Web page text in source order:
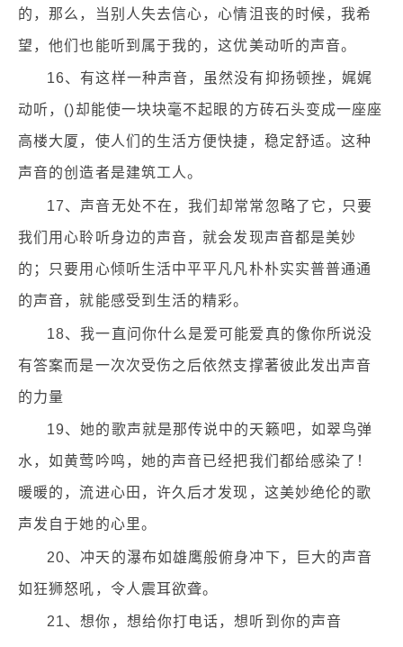
的，那么，当别人失去信心，心情沮丧的时候，我希
望，他们也能听到属于我的，这优美动听的声音。
16、有这样一种声音，虽然没有抑扬顿挫，娓娓
动听，()却能使一块块毫不起眼的方砖石头变成一座座
高楼大厦，使人们的生活方便快捷，稳定舒适。这种
声音的创造者是建筑工人。
17、声音无处不在，我们却常常忽略了它，只要
我们用心聆听身边的声音，就会发现声音都是美妙
的；只要用心倾听生活中平平凡凡朴朴实实普普通通
的声音，就能感受到生活的精彩。
18、我一直问你什么是爱可能爱真的像你所说没
有答案而是一次次受伤之后依然支撑著彼此发出声音
的力量
19、她的歌声就是那传说中的天籁吧，如翠鸟弹
水，如黄莺吟鸣，她的声音已经把我们都给感染了！
暖暖的，流进心田，许久后才发现，这美妙绝伦的歌
声发自于她的心里。
20、冲天的瀑布如雄鹰般俯身冲下，巨大的声音
如狂狮怒吼，令人震耳欲聋。
21、想你，想给你打电话，想听到你的声音